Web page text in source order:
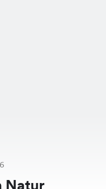
Natur